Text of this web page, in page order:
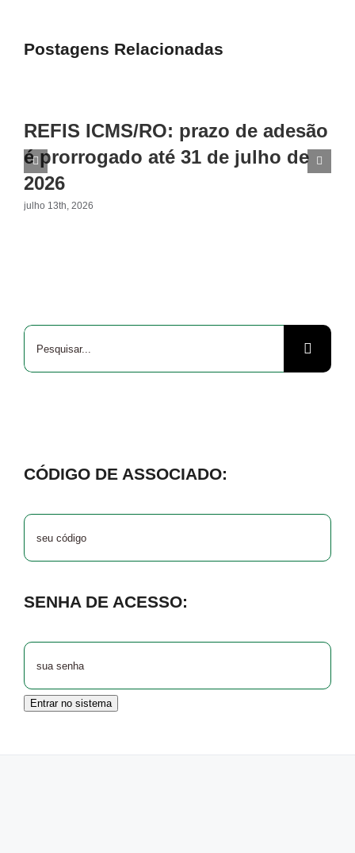
Postagens Relacionadas
REFIS ICMS/RO: prazo de adesão
é prorrogado até 31 de julho de
2026
julho 13th, 2026
Buscar
resultados
CÓDIGO DE ASSOCIADO:
SENHA DE ACESSO:
Entrar no sistema